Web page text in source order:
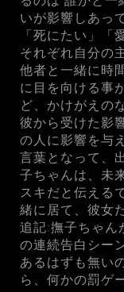
いが影響しあっ
「死にたい」「
それぞれ自分の
他者と一緒に時
に目を向ける事
ど、かけがえの
彼から受けた影
の人に影響を与
言葉となって、
子ちゃんは、未
スキだと伝える
緒に居て、彼女
追記:撫子ちゃん
の連続告白シー
あるはずも無い
ら、何かの罰ゲ